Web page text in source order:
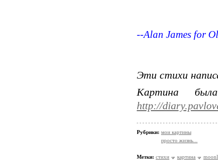
--Alan James for
Эти стихи
Картина
http://
Рубрики: мои картины
просто жизнь...
Метки: стихи картина